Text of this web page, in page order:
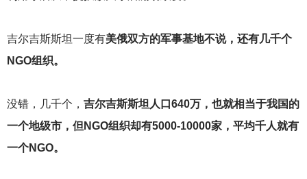
吉尔吉斯斯坦一度有美俄双方的军事基地不说，还有几千个
NGO组织。
没错，几千个， 吉尔吉斯斯坦人口640万，也就相当于我国的
一个地级市，但NGO组织却有5000-10000家，平均千人就有
一个NGO。